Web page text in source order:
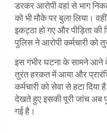
डरकर आरोपी वहां से भाग
को भी मौके पर बुला लिया।
इकट्ठा हो गए और पीड़िता
पुलिस ने आरोपी कर्मचारी को
इस गंभीर घटना के सामने आने
तुरंत हरकत में आया और
कर्मचारी को सेवा से हटा
देखते हुए इसकी पूरी जांच अब
गई है।